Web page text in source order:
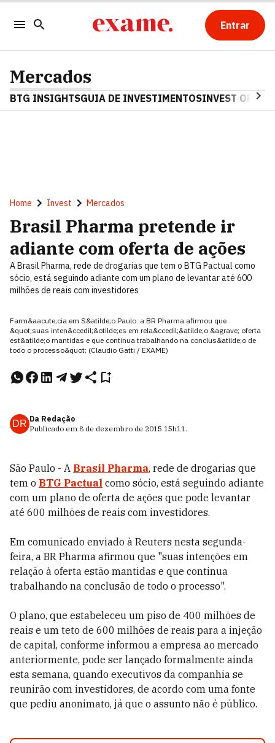
Entrar
Mercados
BTG INSIGHTSGUIA DE INVESTIMENTOSINVEST OPINA
Home Invest Mercados
Brasil Pharma pretende ir
adiante com oferta de ações
A Brasil Pharma, rede de drogarias que tem o BTG Pactual como
sócio, está seguindo adiante com um plano de levantar até 600
milhões de reais com investidores
Farm&aacute;cia em S&atilde;o Paulo: a BR Pharma afirmou que
&quot;suas inten&ccedil;&otilde;es em rela&ccedil;&atilde;o &agrave; oferta
est&atilde;o mantidas e que continua trabalhando na conclus&atilde;o de
todo o processo&quot; (Claudio Gatti / EXAME)
DR Da Redação
Publicado em 8 de dezembro de 2015 15h11.
São Paulo - A Brasil Pharma, rede de drogarias que
tem o BTG Pactual como sócio, está seguindo adiante
com um plano de oferta de ações que pode levantar
até 600 milhões de reais com investidores.
Em comunicado enviado à Reuters nesta segunda-
feira, a BR Pharma afirmou que "suas intenções em
relação à oferta estão mantidas e que continua
trabalhando na conclusão de todo o processo".
O plano, que estabeleceu um piso de 400 milhões de
reais e um teto de 600 milhões de reais para a injeção
de capital, conforme informou a empresa ao mercado
anteriormente, pode ser lançado formalmente ainda
esta semana, quando executivos da companhia se
reunirão com investidores, de acordo com uma fonte
que pediu anonimato, já que o assunto não é público.